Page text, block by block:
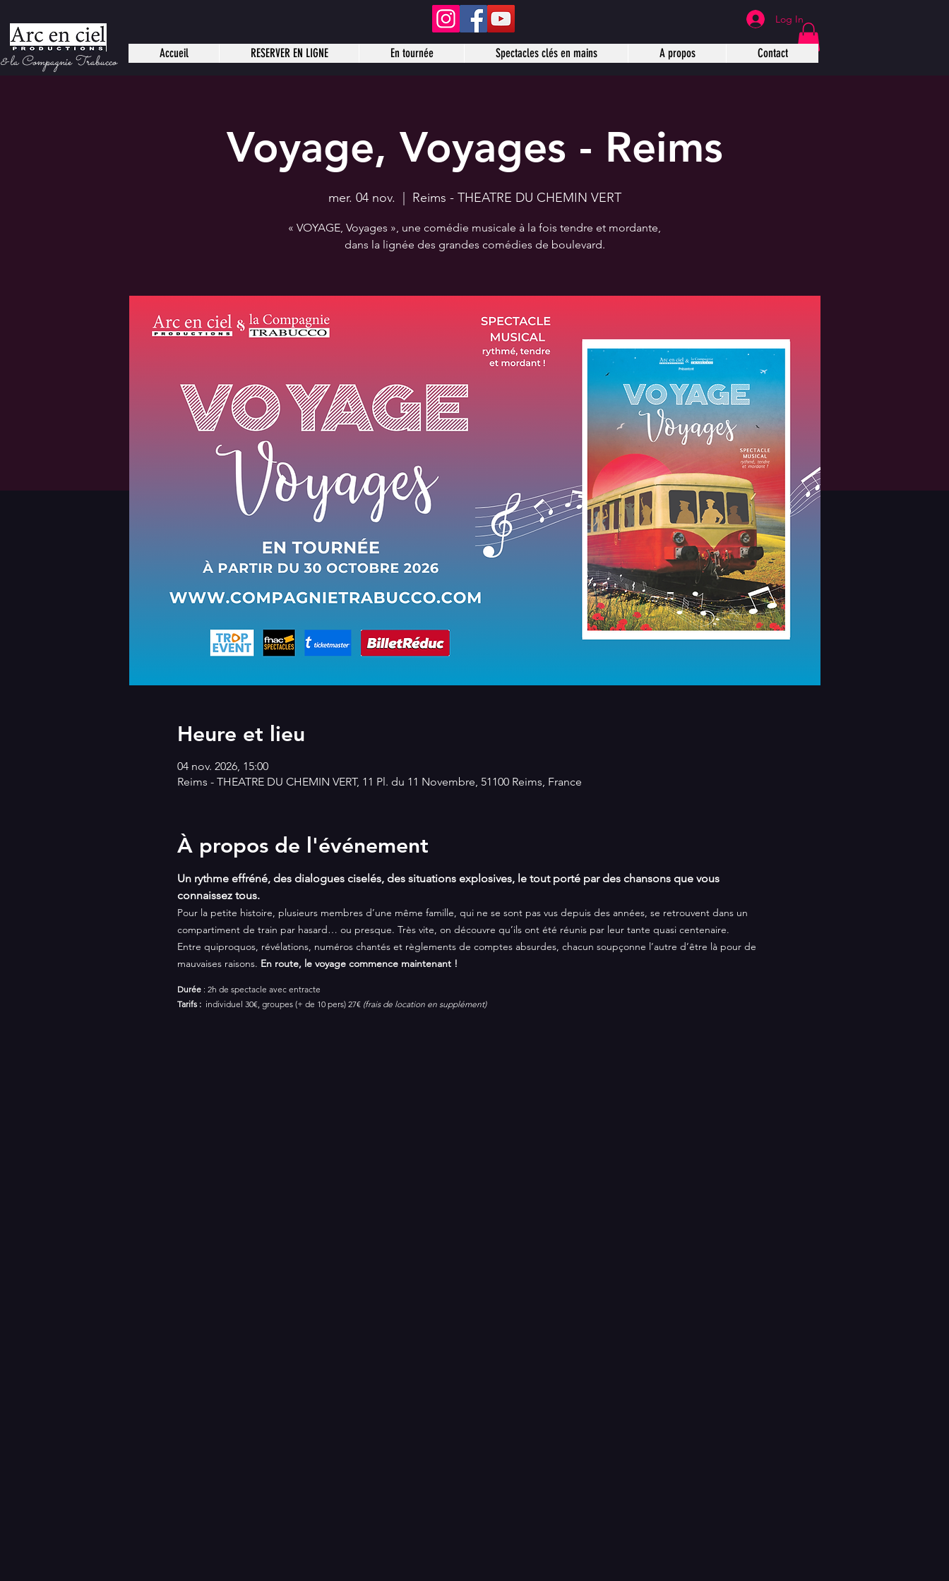
Log In
la Compagnie Trabucco
Voyage, Voyages - Reims
mer. 04 nov.
  |
Reims - THEATRE DU CHEMIN VERT
« VOYAGE, Voyages », une comédie musicale à la fois tendre et mordante,
dans la lignée des grandes comédies de boulevard.
Heure et lieu
04 nov. 2026, 15:00
Reims - THEATRE DU CHEMIN VERT, 11 Pl. du 11 Novembre, 51100 Reims, France
À propos de l'événement
Un rythme effréné, des dialogues ciselés, des situations explosives, le tout porté par des chansons que vous
connaissez tous.
Pour la petite histoire, plusieurs membres d’une même famille, qui ne se sont pas vus depuis des années, se retrouvent dans un
compartiment de train par hasard… ou presque. Très vite, on découvre qu’ils ont été réunis par leur tante quasi centenaire.
Entre quiproquos, révélations, numéros chantés et règlements de comptes absurdes, chacun soupçonne l’autre d’être là pour de
mauvaises raisons. En route, le voyage commence maintenant !
Durée : 2h de spectacle avec entracte
Tarifs : individuel 30€, groupes (+ de 10 pers) 27€ (frais de location en supplément)
Accueil RESERVER EN LIGNE En tournée Spectacles clés en mains A propos Contact